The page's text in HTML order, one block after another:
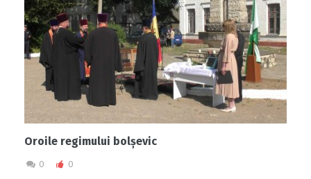
Oroile regimului bolșevic
0 0